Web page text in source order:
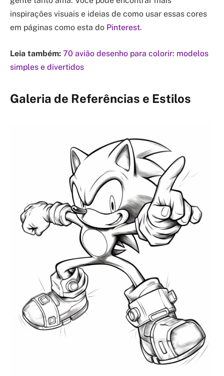
inspirações visuais e ideias de como usar essas cores
em páginas como esta do Pinterest.
Leia também: 70 avião desenho para colorir: modelos
simples e divertidos
Galeria de Referências e Estilos